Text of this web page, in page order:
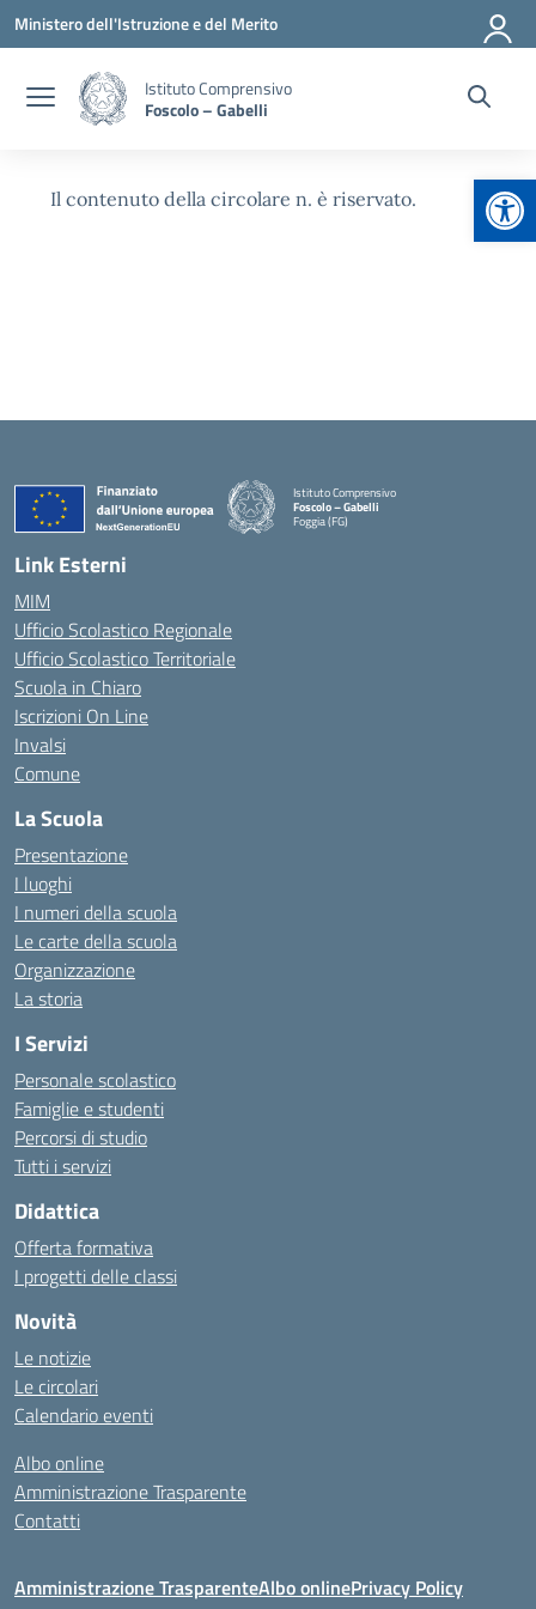
Vai ai contenuti
Vai al menu di navigazione
Vai al footer
Ministero dell'Istruzione e del Merito
Istituto Comprensivo
Foscolo – Gabelli
Il contenuto della circolare n. è riservato.
Istituto Comprensivo
Foscolo – Gabelli
Foggia (FG)
— Visita la pagina iniziale della scuola
Link Esterni
MIM
Ufficio Scolastico Regionale
Ufficio Scolastico Territoriale
Scuola in Chiaro
Iscrizioni On Line
Invalsi
Comune
La Scuola
Presentazione
I luoghi
I numeri della scuola
Le carte della scuola
Organizzazione
La storia
I Servizi
Personale scolastico
Famiglie e studenti
Percorsi di studio
Tutti i servizi
Didattica
Offerta formativa
I progetti delle classi
Novità
Le notizie
Le circolari
Calendario eventi
Albo online
Amministrazione Trasparente
Contatti
Amministrazione TrasparenteAlbo onlinePrivacy Policy